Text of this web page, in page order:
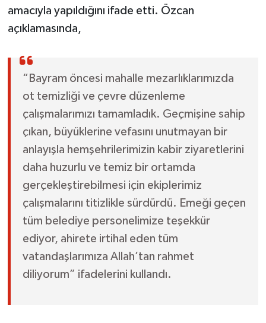
amacıyla yapıldığını ifade etti. Özcan
açıklamasında,
“Bayram öncesi mahalle mezarlıklarımızda
ot temizliği ve çevre düzenleme
çalışmalarımızı tamamladık. Geçmişine sahip
çıkan, büyüklerine vefasını unutmayan bir
anlayışla hemşehrilerimizin kabir ziyaretlerini
daha huzurlu ve temiz bir ortamda
gerçekleştirebilmesi için ekiplerimiz
çalışmalarını titizlikle sürdürdü. Emeği geçen
tüm belediye personelimize teşekkür
ediyor, ahirete irtihal eden tüm
vatandaşlarımıza Allah’tan rahmet
diliyorum” ifadelerini kullandı.